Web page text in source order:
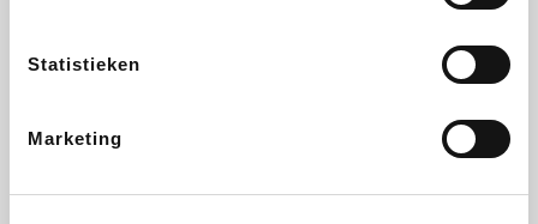
Statistieken
Marketing
Ekoi About You